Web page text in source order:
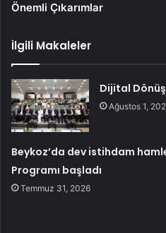
Önemli Çıkarımlar
İlgili Makaleler
Dijital
Ağustos 1,
Beykoz’da dev istihdam
Programı başladı
Temmuz 31, 2026